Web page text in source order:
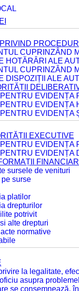
CUPRINZÂND
HOTĂRÂRI ALE
CUPRINZÂND
DISPOZIȚII ALE
EVIDENȚA
EVIDENȚA
EVIDENȚA
EXECUTIVE
EVIDENȚA
EVIDENȚA
sursele de venituri
surse
platilor
drepturilor
potrivit
alte drepturi
normative
la legalitate,
asupra
se consemnează,